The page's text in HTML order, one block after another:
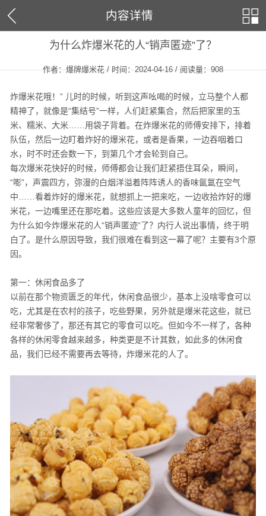
内容详情
为什么炸爆米花的人“销声匿迹”了？
作者：爆牌爆米花 / 时间：2024-04-16 / 阅读量：908
炸爆米花哦！” 儿时的时候，听到这声吆喝的时候，立马整个人都
精神了，就像是“集结号”一样，人们赶紧集合，然后把家里的玉
米、糯米、大米……用袋子背着。在炸爆米花的师傅安排下，排着
队伍，然后一边盯着炸好的爆米花，或者是香果，一边吞咽着口
水，时不时还会数一下，到第几个才会轮到自己。
每次爆米花快好的时候，师傅都会让我们赶紧捂住耳朵，瞬间，
“嘭”，声震四方，弥漫的白烟洋溢着阵阵诱人的香味氤氲在空气
中……看着炸好的爆米花，就想抓上一把来吃，一边收拾炸好的爆
米花，一边嘴里还在那吃着。这些应该是大多数人童年的回忆，但
为什么如今炸爆米花的人“销声匿迹“了？内行人说出事情，终于明
白了。是什么原因导致，我们很难在看到这一幕了呢？主要有3个原
因。
第一：休闲食品多了
以前在那个物资匮乏的年代，休闲食品很少，基本上没啥零食可以
吃，尤其是在农村的孩子，吃些野果，另外就是爆米花这些，就已
经非常奢侈了，那还有其它的零食可以吃。但如今不一样了，各种
各样的休闲零食越来越多，种类更是不计其数，如此多的休闲食
品，我们已经不需要再去等待，炸爆米花的人了。